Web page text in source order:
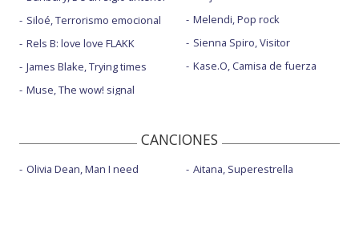
Siloé, Terrorismo emocional
Rels B: love love FLAKK
James Blake, Trying times
Muse, The wow! signal
Melendi, Pop rock
Sienna Spiro, Visitor
Kase.O, Camisa de fuerza
CANCIONES
Olivia Dean, Man I need Aitana, Superestrella